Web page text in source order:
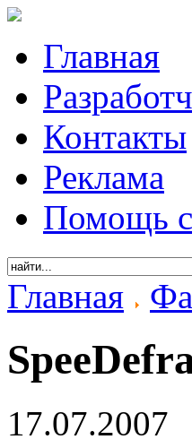
Главная
Контакты
Реклама
Помощь
Главная
17.07.2007